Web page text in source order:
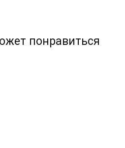
понравиться